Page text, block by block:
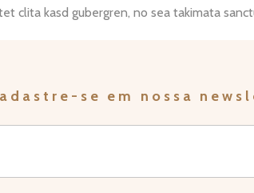
clita kasd gubergren, no sea takimata
se em nossa